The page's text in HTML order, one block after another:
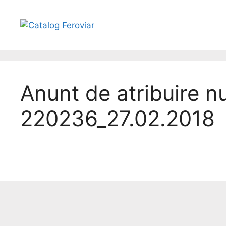
Anunt de atribuire
220236_27.02.2018